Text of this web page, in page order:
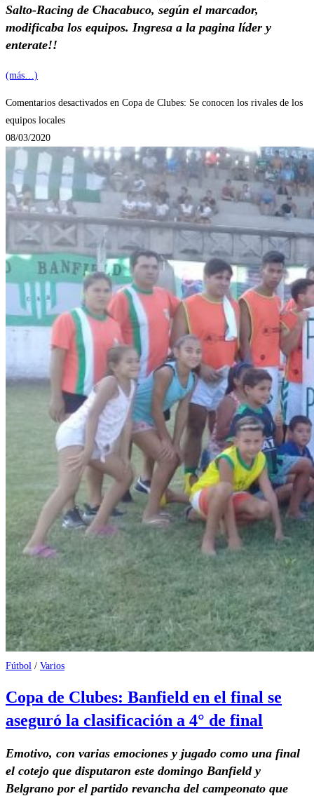
Salto-Racing de Chacabuco, según el marcador,
modificaba los equipos. Ingresa a la pagina líder y
enterate!!
(más…)
Comentarios desactivados en Copa de Clubes: Se conocen los rivales de los
equipos locales
08/03/2020
Fútbol / Varios
Copa de Clubes: Banfield en el final se
aseguró la clasificación a 4° de final
Emotivo, con varias emociones y jugado como una final
el cotejo que disputaron este domingo Banfield y
Belgrano por el partido revancha del campeonato que